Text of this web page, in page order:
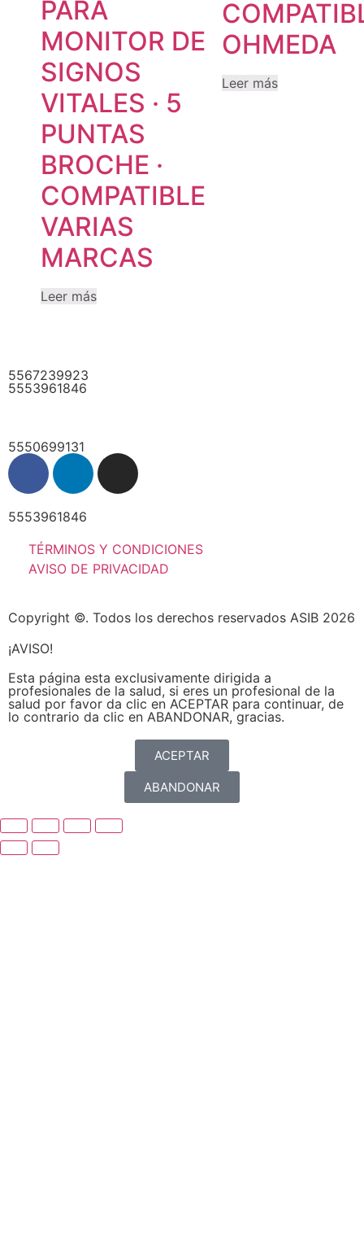
PARA
MONITOR DE
SIGNOS
VITALES · 5
PUNTAS
BROCHE ·
COMPATIBLE
VARIAS
MARCAS
Leer más
OHMEDA
Leer más
5567239923
5553961846
5550699131
5553961846
TÉRMINOS Y CONDICIONES
AVISO DE PRIVACIDAD
Copyright ©. Todos los derechos reservados ASIB 2026
¡AVISO!
Esta página esta exclusivamente dirigida a
profesionales de la salud, si eres un profesional de la
salud por favor da clic en ACEPTAR para continuar, de
lo contrario da clic en ABANDONAR, gracias.
ACEPTAR
ABANDONAR